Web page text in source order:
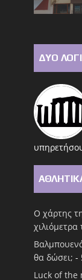
ΔΥΟ
Ο χάρτης
θα δώσει; -
Luck of the